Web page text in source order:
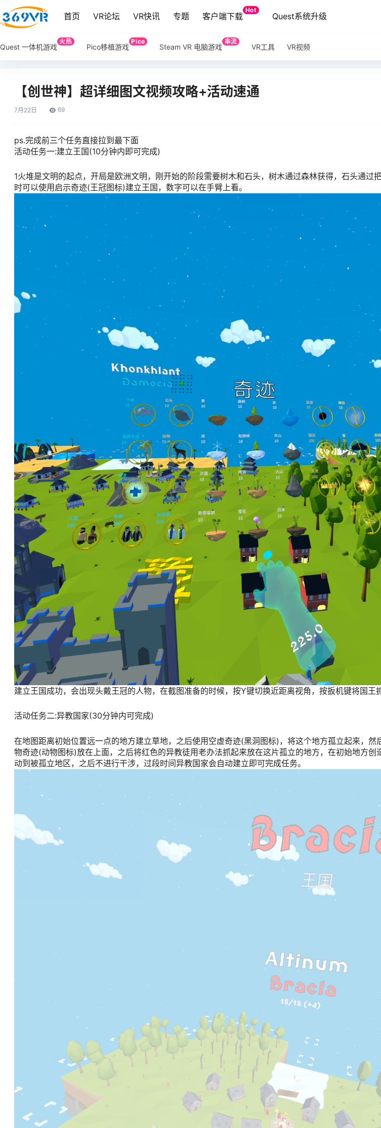
首页 VR论坛 VR快讯 专题 客户端下载
Hot
Quest系统升级
Quest 一体机游戏
火热
Pico移植游戏
Pico
Steam VR 电脑游戏
串流
VR工具 VR视频
【创世神】超详细图文视频攻略+活动速通
7月 22日 69
ps.完成前三个任务直接拉到最下面
活动任务一:建立王国(10分钟内即可完成)
1火堆是文明的起点，开局是欧洲文明，刚开始的阶段需要树木和石头，树木通过森林获得，石头通过
时可以使用启示奇迹(王冠图标)建立王国，数字可以在手臂上看。
建立王国成功，会出现头戴王冠的人物，在截图准备的时候，按Y键切换近距离视角，按扳机键将国王
活动任务二:异教国家(30分钟内可完成)
在地图距离初始位置远一点的地方建立草地，之后使用空虚奇迹(黑洞图标)，将这个地方孤立起来，
物奇迹(动物图标)放在上面，之后将红色的异教徒用老办法抓起来放在这片孤立的地方，在初始地方创
动到被孤立地区，之后不进行干涉，过段时间异教国家会自动建立即可完成任务。